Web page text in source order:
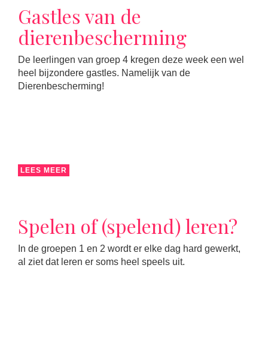
Gastles van de
dierenbescherming
De leerlingen van groep 4 kregen deze week een wel
heel bijzondere gastles. Namelijk van de
Dierenbescherming!
LEES MEER
Spelen of (spelend) leren?
In de groepen 1 en 2 wordt er elke dag hard gewerkt,
al ziet dat leren er soms heel speels uit.